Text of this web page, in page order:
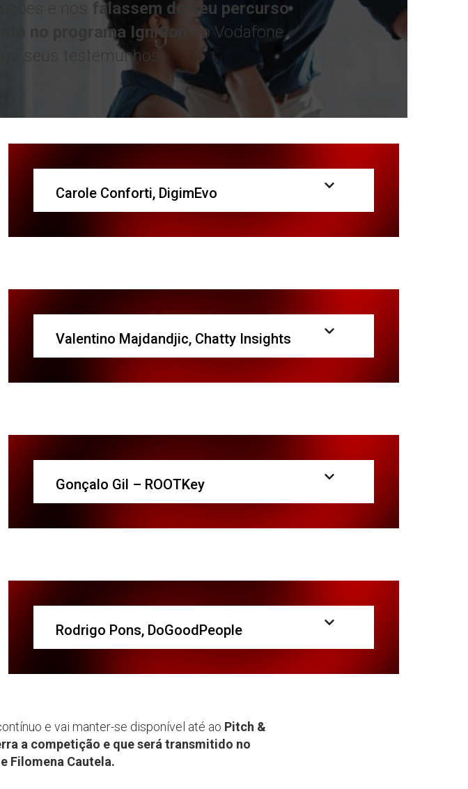
e nos
falassem do seu percurso
no programa Ignition
do Vodafone
seus testemunhos:
Carole Conforti, DigimEvo
Valentino Majdandjic, Chatty Insights
Gonçalo Gil – ROOTKey
Rodrigo Pons, DoGoodPeople
e vai manter-se disponível até ao Pitch &
a competição e que será transmitido no
Filomena Cautela.